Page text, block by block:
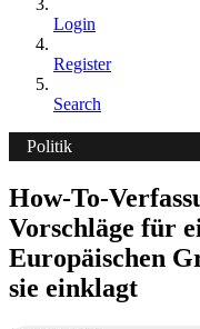
Login
Register
Search
Politik
How-To-
Vorschläge für
Europäischen
sie einklagt